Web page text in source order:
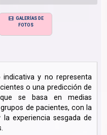
GALERÍAS DE
FOTOS
y no representa
o una predicción de
se basa en medias
de pacientes, con la
experiencia sesgada de